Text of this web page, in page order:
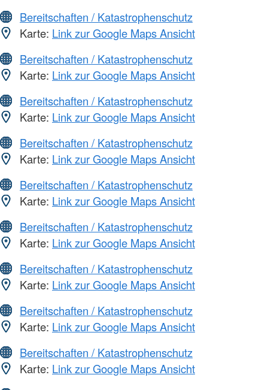
Bereitschaften / Katastrophenschutz
Karte: Link zur Google Maps Ansicht
Bereitschaften / Katastrophenschutz
Karte: Link zur Google Maps Ansicht
Bereitschaften / Katastrophenschutz
Karte: Link zur Google Maps Ansicht
Bereitschaften / Katastrophenschutz
Karte: Link zur Google Maps Ansicht
Bereitschaften / Katastrophenschutz
Karte: Link zur Google Maps Ansicht
Bereitschaften / Katastrophenschutz
Karte: Link zur Google Maps Ansicht
Bereitschaften / Katastrophenschutz
Karte: Link zur Google Maps Ansicht
Bereitschaften / Katastrophenschutz
Karte: Link zur Google Maps Ansicht
Bereitschaften / Katastrophenschutz
Karte: Link zur Google Maps Ansicht